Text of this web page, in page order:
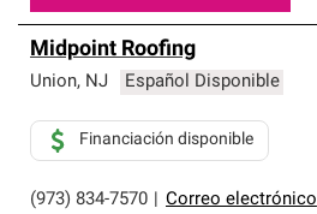
Midpoint Roofing
Union, NJ Español Disponible
(973) 834-7570 Correo electrónico
Financiación disponible